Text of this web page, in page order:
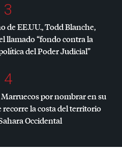
3
de EE.UU., Todd Blanche,
llamado “fondo contra la
del Poder Judicial”
4
por nombrar en su
la costa del territorio
Occidental